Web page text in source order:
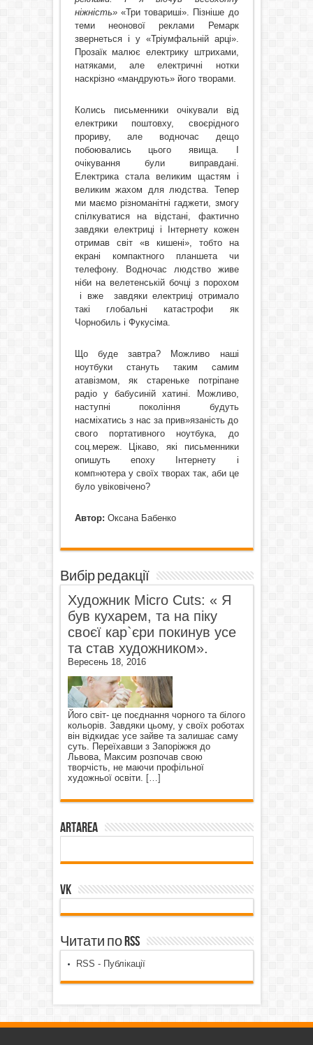
ніжність» «Три товариші». Пізніше до
теми неонової реклами Ремарк
звернеться і у «Тріумфальній арці».
Прозаїк малює електрику штрихами,
натяками, але електричні нотки
наскрізно «мандрують» його творами.
Колись письменники очікували від
електрики поштовху, своєрідного
прориву, але водночас дещо
побоювались цього явища. І
очікування були виправдані.
Електрика стала великим щастям і
великим жахом для людства. Тепер
ми маємо різноманітні гаджети, змогу
спілкуватися на відстані, фактично
завдяки електриці і Інтернету кожен
отримав світ «в кишені», тобто на
екрані компактного планшета чи
телефону. Водночас людство живе
ніби на велетенській бочці з порохом
і вже
завдяки електриці отримало
такі глобальні катастрофи як
Чорнобиль і Фукусіма.
Що буде завтра? Можливо наші
ноутбуки стануть таким самим
атавізмом, як стареньке потріпане
радіо у бабусиній хатині. Можливо,
наступні покоління будуть
насміхатись з нас за прив»язаність до
свого портативного ноутбука, до
соц.мереж. Цікаво, які письменники
опишуть епоху Інтернету і
комп»ютера у своїх творах так, аби це
було увіковічено?
Автор: Оксана Бабенко
Вибір редакції
Художник Micro Cuts: « Я
був кухарем, та на піку
своєї кар`єри покинув усе
та став художником».
Вересень 18, 2016
Його світ- це поєднання чорного та білого
кольорів. Завдяки цьому, у своїх роботах
він відкидає усе зайве та залишає саму
суть. Переїхавши з Запоріжжя до
Львова, Максим розпочав свою
творчість, не маючи профільної
художньої освіти. […]
ArtArea
VK
Читати по RSS
RSS - Публікації